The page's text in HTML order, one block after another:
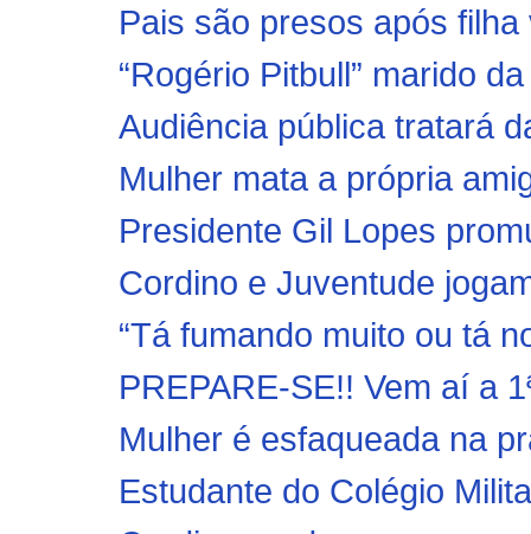
Pais são presos após
“Rogério Pitbull” marido
Audiência pública tratará
Mulher mata a própria
Presidente Gil Lopes
Cordino e Juventude
“Tá fumando muito ou tá
PREPARE-SE!! Vem aí a
Mulher é esfaqueada na
Estudante do Colégio